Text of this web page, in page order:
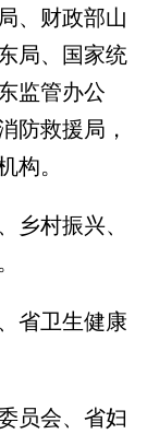
、财政部山
局、国家统
监管办公
防救援局，
构。
村振兴、
省卫生健康
员会、省妇